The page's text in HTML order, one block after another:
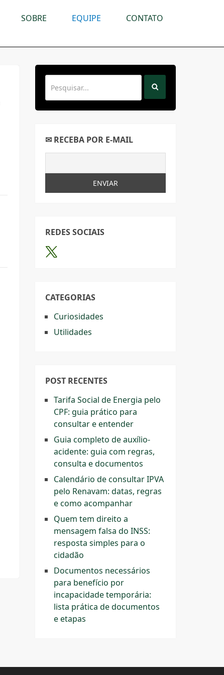
SOBRE EQUIPE CONTATO
✉ RECEBA POR E-MAIL
REDES SOCIAIS
CATEGORIAS
Curiosidades
Utilidades
POST RECENTES
Tarifa Social de Energia pelo
CPF: guia prático para
consultar e entender
Guia completo de auxílio-
acidente: guia com regras,
consulta e documentos
Calendário de consultar IPVA
pelo Renavam: datas, regras
e como acompanhar
Quem tem direito a
mensagem falsa do INSS:
resposta simples para o
cidadão
Documentos necessários
para benefício por
incapacidade temporária:
lista prática de documentos
e etapas